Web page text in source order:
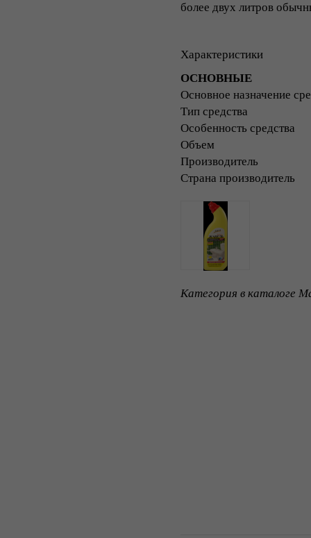
более двух литров
Характеристики
ОСНОВНЫЕ
Основное
Тип средства
Особенность средства
Объем
Производитель
Страна производитель
Категория в каталоге